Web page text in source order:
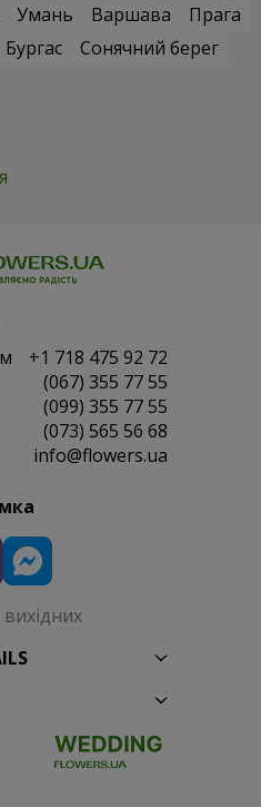
Умань Варшава
Прага
Бургас
Сонячний берег
+1 718 475 92 72
(067) 355 77 55
(099) 355 77 55
(073) 565 56 68
info@flowers.ua